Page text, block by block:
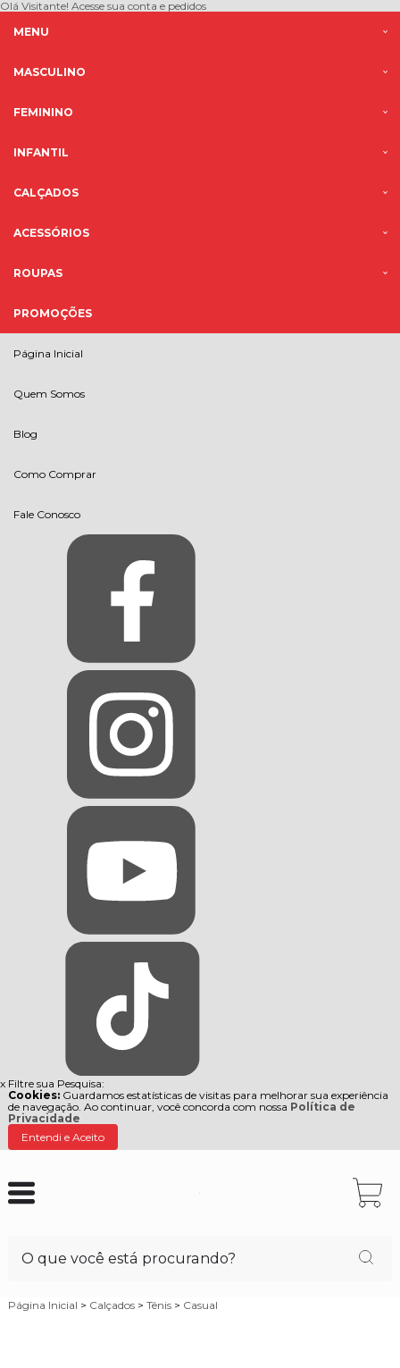
Olá Visitante! Acesse sua conta e pedidos
MENU
MASCULINO
FEMININO
INFANTIL
CALÇADOS
ACESSÓRIOS
ROUPAS
PROMOÇÕES
Página Inicial
Quem Somos
Blog
Como Comprar
Fale Conosco
x Filtre sua Pesquisa:
Cookies: Guardamos estatísticas de visitas para melhorar sua experiência
de navegação. Ao continuar, você concorda com nossa Política de
Privacidade
Entendi e Aceito
Página Inicial > Calçados > Tênis > Casual